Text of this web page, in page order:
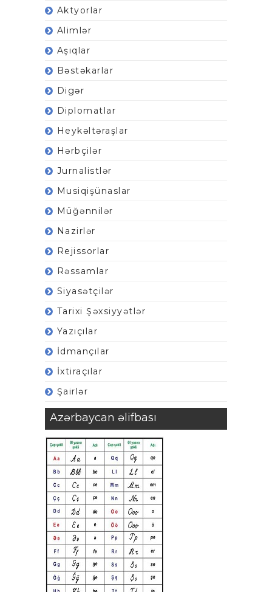
Aktyorlar
Alimlər
Aşıqlar
Bəstəkarlar
Digər
Diplomatlar
Heykəltəraşlar
Hərbçilər
Jurnalistlər
Musiqişünaslar
Müğənnilər
Nazirlər
Rejissorlar
Rəssamlar
Siyasətçilər
Tarixi Şəxsiyyətlər
Yazıçılar
İdmançılar
İxtiraçılar
Şairlər
Azərbaycan əlifbası